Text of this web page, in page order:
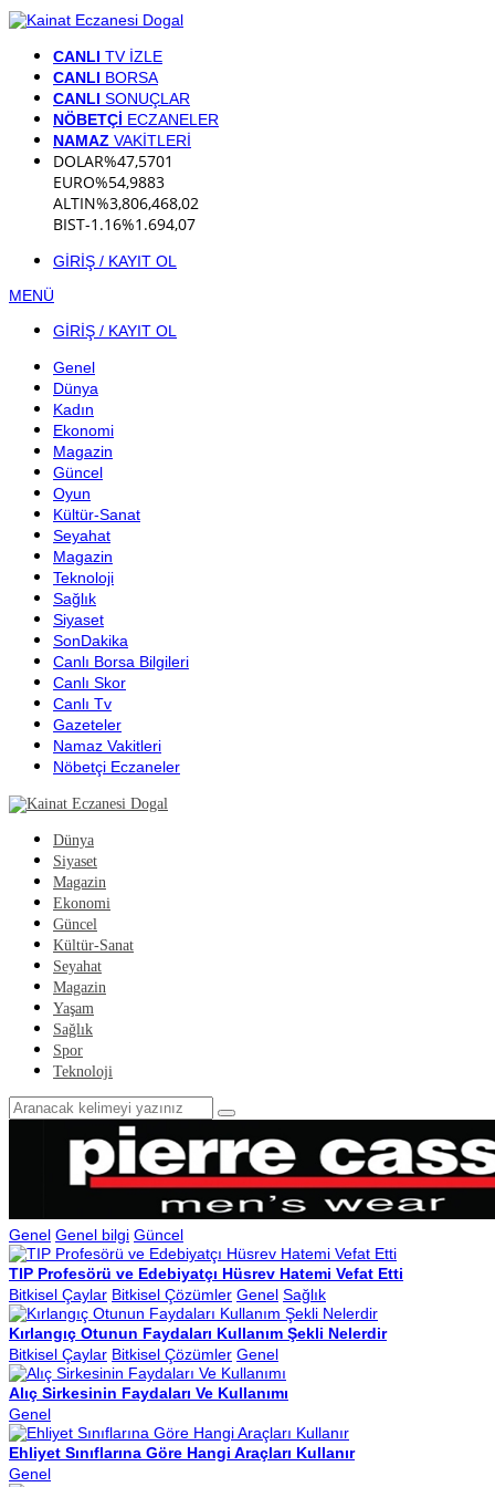
CANLI TV İZLE
CANLI BORSA
CANLI SONUÇLAR
NÖBETÇİ ECZANELER
NAMAZ VAKİTLERİ
DOLAR%47,5701
EURO%54,9883
ALTIN%3,806,468,02
BIST-1.16%1.694,07
GİRİŞ / KAYIT OL
MENÜ
GİRİŞ / KAYIT OL
Genel
Dünya
Kadın
Ekonomi
Magazin
Güncel
Oyun
Kültür-Sanat
Seyahat
Magazin
Teknoloji
Sağlık
Siyaset
SonDakika
Canlı Borsa Bilgileri
Canlı Skor
Canlı Tv
Gazeteler
Namaz Vakitleri
Nöbetçi Eczaneler
Dünya
Siyaset
Magazin
Ekonomi
Güncel
Kültür-Sanat
Seyahat
Magazin
Yaşam
Sağlık
Spor
Teknoloji
Genel Genel bilgi Güncel
TIP Profesörü ve Edebiyatçı Hüsrev Hatemi Vefat Etti
Bitkisel Çaylar Bitkisel Çözümler Genel Sağlık
Kırlangıç Otunun Faydaları Kullanım Şekli Nelerdir
Bitkisel Çaylar Bitkisel Çözümler Genel
Alıç Sirkesinin Faydaları Ve Kullanımı
Genel
Ehliyet Sınıflarına Göre Hangi Araçları Kullanır
Genel